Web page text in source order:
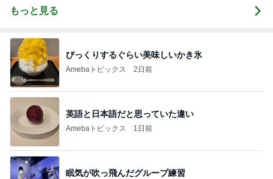
もっと見る
びっくりするぐらい美味しいかき氷
Amebaトピックス 2日前
英語と日本語だと思っていた違い
Amebaトピックス 1日前
眠気が吹っ飛んだグループ練習